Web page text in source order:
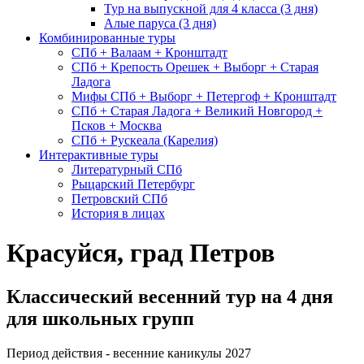
Тур на выпускной для 4 класса (3 дня)
Алые паруса (3 дня)
Комбинированные туры
СПб + Валаам + Кронштадт
СПб + Крепость Орешек + Выборг + Старая
Ладога
Мифы СПб + Выборг + Петергоф + Кронштадт
СПб + Старая Ладога + Великий Новгород +
Псков + Москва
СПб + Рускеала (Карелия)
Интерактивные туры
Литературный СПб
Рыцарский Петербург
Петровский СПб
История в лицах
Красуйся, град Петров
Классический весенний тур на 4 дня
для школьных групп
Период действия - весенние каникулы 2027